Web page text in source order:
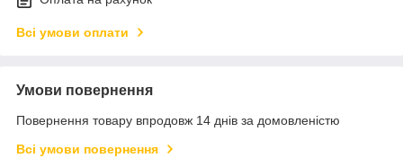
Всі умови оплати
Умови повернення
Повернення товару впродовж 14 днів за домовленістю
Всі умови повернення